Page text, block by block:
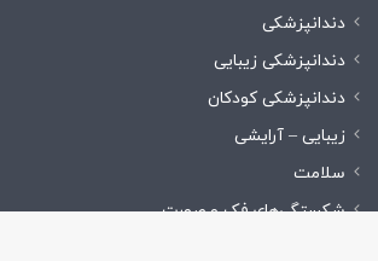
دندانپزشکی
دندانپزشکی زیبایی
دندانپزشکی کودکان
زیبایی – آرایشی
سلامت
شکستگی‌های فک و صورت